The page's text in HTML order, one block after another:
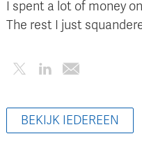
I spent a lot of money
The rest I just
BEKIJK IEDEREEN